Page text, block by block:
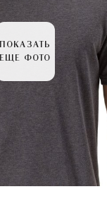
ПОКАЗАТЬ
ЕЩЕ ФОТО